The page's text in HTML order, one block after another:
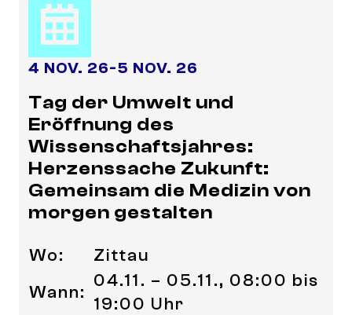
4 NOV. 26-5 NOV. 26
Tag der Umwelt und
Eröffnung des
Wissenschaftsjahres:
Herzenssache Zukunft:
Gemeinsam die Medizin von
morgen gestalten
Wo:
Zittau
Wann:
04.11. – 05.11., 08:00 bis
19:00 Uhr